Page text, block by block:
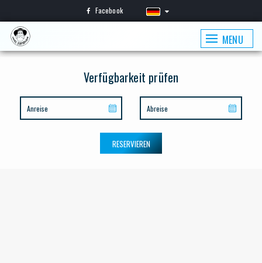
Facebook
MENU
Verfügbarkeit prüfen
RESERVIEREN